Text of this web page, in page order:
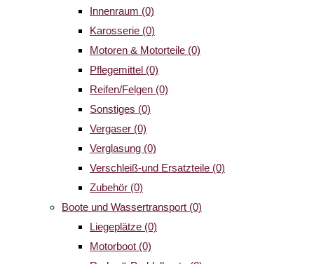
Innenraum (0)
Karosserie (0)
Motoren & Motorteile (0)
Pflegemittel (0)
Reifen/Felgen (0)
Sonstiges (0)
Vergaser (0)
Verglasung (0)
Verschleiß-und Ersatzteile (0)
Zubehör (0)
Boote und Wassertransport (0)
Liegeplätze (0)
Motorboot (0)